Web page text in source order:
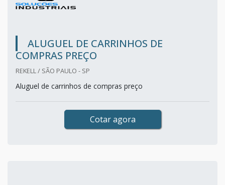
ALUGUEL DE CARRINHOS DE
COMPRAS PREÇO
REKELL / SÃO PAULO - SP
Aluguel de carrinhos de compras preço
Cotar agora